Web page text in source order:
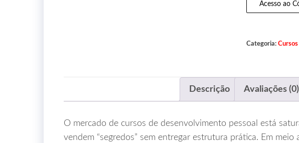
Acesso ao
Categoria: Cursos
Descrição Avaliações (0)
O mercado de cursos de desenvolvimento pessoal está
vendem “segredos” sem entregar estrutura prática. Em meio